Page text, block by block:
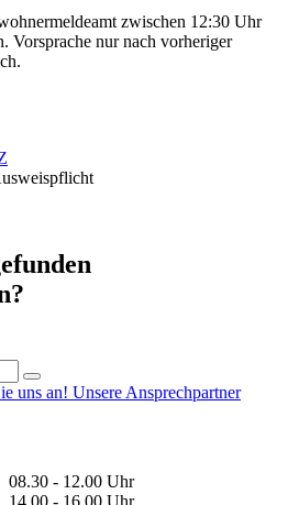
zwischen 12:30 Uhr
Vorsprache nur nach vorheriger
uns an! Unsere Ansprechpartner
08.30 - 12.00 Uhr
14.00 - 16.00 Uhr